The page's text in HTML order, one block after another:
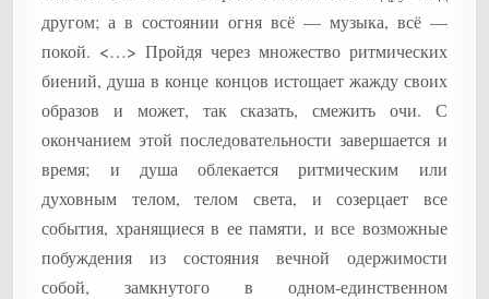
другом; а в состоянии огня всё — музыка, всё —
покой. <…> Пройдя через множество ритмических
биений, душа в конце концов истощает жажду своих
образов и может, так сказать, смежить очи. С
окончанием этой последовательности завершается и
время; и душа облекается ритмическим или
духовным телом, телом света, и созерцает все
события, хранящиеся в ее памяти, и все возможные
побуждения из состояния вечной одержимости
собой, замкнутого в одном-единственном